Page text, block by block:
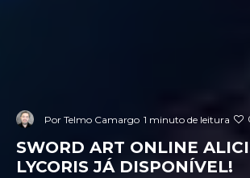
Por Telmo Camargo 1 minuto de leitura
SWORD ART ONLINE
LYCORIS JÁ DISPONÍVEL!